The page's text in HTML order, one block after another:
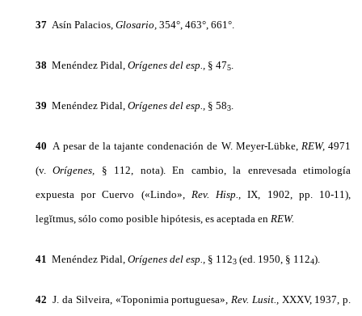
37 Asín Palacios, Glosario, 354°, 463°, 661°.
38 Menéndez Pidal, Orígenes del esp., § 475
39 Menéndez Pidal, Orígenes del esp., § 583
40 A pesar de la tajante condenación de W. Meyer-Lübke, REW,4971
(v.Orígenes, § 112, nota). En cambio, la enrevesada etimo­logía
expuesta por Cuervo («Lindo», Rev. Hisp.,IX, 1902, pp. 10-11),
legĭtmus, sólo como posible hipótesis, es aceptada en REW.
41 Menéndez Pidal, Orígenes del esp., § 1123 (ed. 1950, § 1124).
42 J. da Silveira, «Toponimia portuguesa», Rev. Lusit., XXXV, 1937, p.